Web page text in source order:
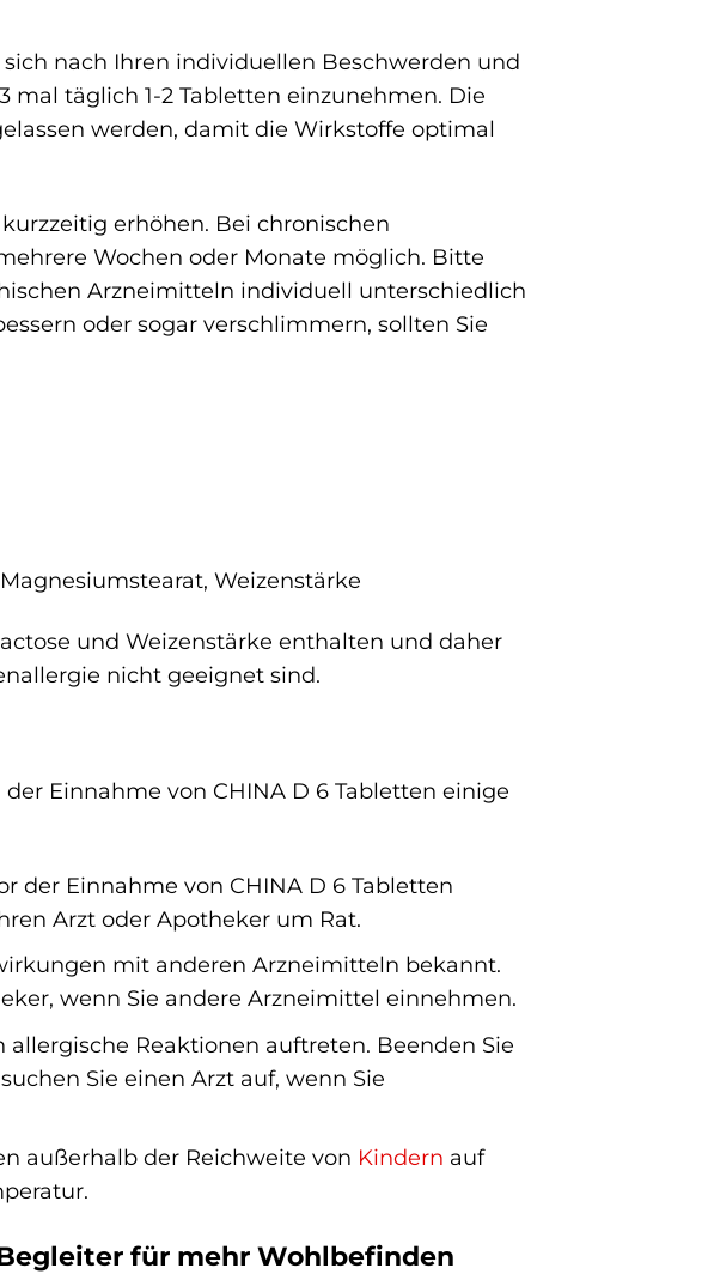
nach Ihren individuellen Beschwerden und
mal täglich 1-2 Tabletten einzunehmen. Die
werden, damit die Wirkstoffe optimal
erhöhen. Bei chronischen
Wochen oder Monate möglich. Bitte
Arzneimitteln individuell unterschiedlich
oder sogar verschlimmern, sollten Sie
Weizenstärke
und Weizenstärke enthalten und daher
nicht geeignet sind.
Einnahme von CHINA D 6 Tabletten einige
der Einnahme von CHINA D 6 Tabletten
Arzt oder Apotheker um Rat.
mit anderen Arzneimitteln bekannt.
wenn Sie andere Arzneimittel einnehmen.
allergische Reaktionen auftreten. Beenden Sie
Sie einen Arzt auf, wenn Sie
außerhalb der Reichweite von Kindern auf
für mehr Wohlbefinden